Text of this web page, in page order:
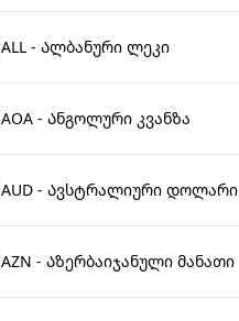
ALL - Ალბანური ლეკი
AOA - Ანგოლური კვანზა
AUD - Ავსტრალიური დოლარი
AZN - Აზერბაიჯანული მანათი